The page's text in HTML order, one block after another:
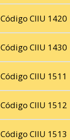
Código CIIU 1420
Código CIIU 1430
Código CIIU 1511
Código CIIU 1512
Código CIIU 1513